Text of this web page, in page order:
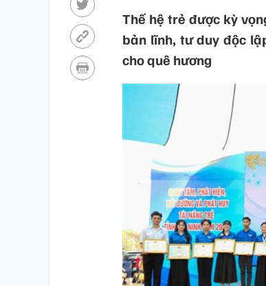
Thế hệ trẻ được kỳ
bản lĩnh, tư duy độc
cho quê hương